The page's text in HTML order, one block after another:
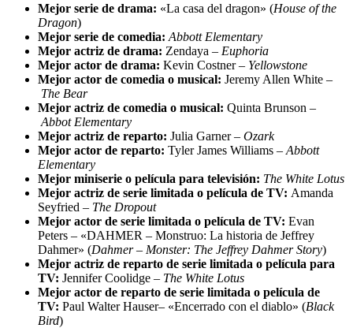
Mejor serie de drama: «La casa del dragon» (House of the
Dragon)
Mejor serie de comedia: Abbott Elementary
Mejor actriz de drama: Zendaya – Euphoria
Mejor actor de drama: Kevin Costner – Yellowstone
Mejor actor de comedia o musical: Jeremy Allen White –
The Bear
Mejor actriz de comedia o musical: Quinta Brunson –
Abbot Elementary
Mejor actriz de reparto: Julia Garner – Ozark
Mejor actor de reparto: Tyler James Williams – Abbott
Elementary
Mejor miniserie o película para televisión: The White Lotus
Mejor actriz de serie limitada o película de TV: Amanda
Seyfried – The Dropout
Mejor actor de serie limitada o película de TV: Evan
Peters – «DAHMER – Monstruo: La historia de Jeffrey
Dahmer» (Dahmer – Monster: The Jeffrey Dahmer Story)
Mejor actriz de reparto de serie limitada o película para
TV: Jennifer Coolidge – The White Lotus
Mejor actor de reparto de serie limitada o película de
TV: Paul Walter Hauser– «Encerrado con el diablo» (Black
Bird)